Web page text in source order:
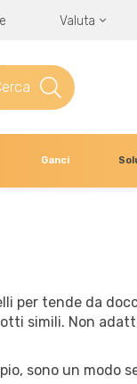
Valuta
Ganci
per tende da
simili. Non
sono un modo